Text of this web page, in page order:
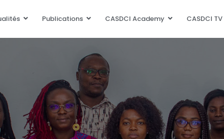
Publications CASDCI Academy CASDCI TV